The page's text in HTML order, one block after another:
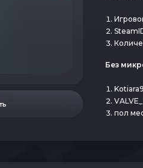
Без
пол